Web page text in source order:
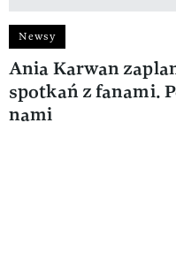
Newsy
Ania Karwan
spotkań z fanami.
nami